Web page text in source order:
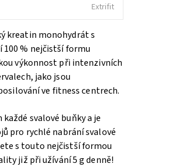
Extrifit
kreatin monohydrát s
% nejčistší formu
výkonnost při intenzivních
jako jsou
ve fitness centrech.
svalové buňky a je
pro rychlé nabrání svalové
s touto nejčistší formou
již při užívání 5 g denně!